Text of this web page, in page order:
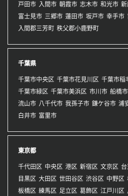
戸田市 入間市 朝霞市 志木市 和光市 新
富士見市 三郷市 蓮田市 坂戸市 幸手市
入間郡三芳町 秩父郡小鹿野町
千葉県
千葉市中央区 千葉市花見川区 千葉市稲
千葉市緑区 千葉市美浜区 市川市 船橋市
流山市 八千代市 我孫子市 鎌ケ谷市 浦
白井市 富里市
東京都
千代田区 中央区 港区 新宿区 文京区 台
目黒区 大田区 世田谷区 渋谷区 中野区
板橋区 練馬区 足立区 葛飾区 江戸川区